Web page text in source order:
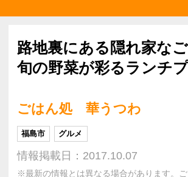
路地裏にある隠れ家なご
旬の野菜が彩るランチ
ごはん処 華うつわ
福島市 グルメ
情報掲載日：2017.10.07
※最新の情報とは異なる場合があります。ご